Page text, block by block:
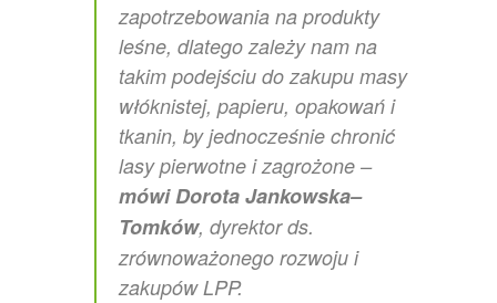
zapotrzebowania na produkty
leśne, dlatego zależy nam na
takim podejściu do zakupu masy
włóknistej, papieru, opakowań i
tkanin, by jednocześnie chronić
lasy pierwotne i zagrożone –
mówi Dorota Jankowska–
Tomków, dyrektor ds.
zrównoważonego rozwoju i
zakupów LPP.